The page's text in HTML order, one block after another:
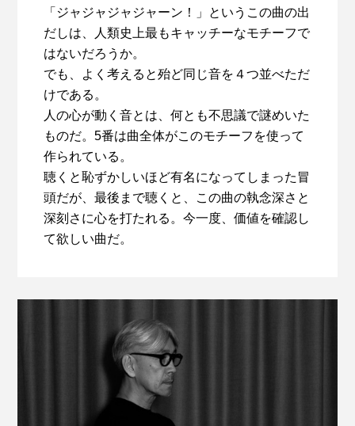
「ジャジャジャジャーン！」というこの曲の出
だしは、人類史上最もキャッチーなモチーフで
はないだろうか。
でも、よく考えると殆ど同じ音を４つ並べただ
けである。
人の心が動く音とは、何とも不思議で謎めいた
ものだ。5番は曲全体がこのモチーフを使って
作られている。
聴くと恥ずかしいほど有名になってしまった冒
頭だが、最後まで聴くと、この曲の執念深さと
深刻さに心を打たれる。今一度、価値を確認し
て欲しい曲だ。